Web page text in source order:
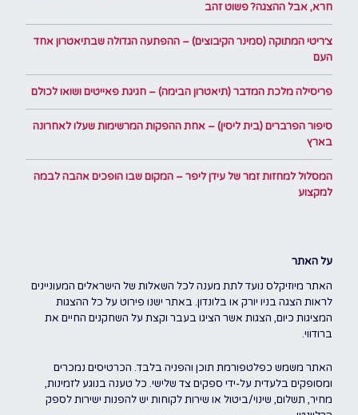
חרא, אבל ההצגה? פשוט זהב
צ׳ריטי המתוקה (סמינר הקיבוצים) – ההפתעה הגדולה שבתיאטרון אחד
העם
פריסילה מלכת המדבר (תיאטרון הבימה) – חגיגת פאייטים ושואו לכולם
סיפור הפרברים (בית ליסין) – אחת ההפקות המרשימות שעלו לאחרונה
בארץ
המסלול למחזות זמר של עידן ליפר – המקום שבו הופכים אהבה לבמה
למקצוע
על האתר
האתר מיוזיקלס נועד לתת מענה לכל השאלות של הישראלים המעוניינים
לראות הצגה בניו יורק או בלונדון. באתר ישנו פירוט על כל ההצגות
המציגות כיום, הצגות אשר הציגו בעבר וקצת על השחקנים החיים את
ברודווי.
האתר משמש כפלטפורמת תוכן והפניה בלבד. הכרטיסים נמכרים
ומסופקים בלעדית על-ידי ספקים צד שלישי. כל טענה בנוגע לזמינות,
מחיר, תשלום, שינוי/ביטול או שירות לקוחות יש להפנות ישירות לספק